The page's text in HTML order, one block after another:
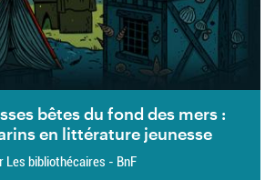
bêtes du fond des mers :
en littérature jeunesse
Les bibliothécaires - BnF